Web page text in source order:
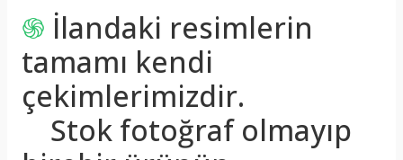
֍ İlandaki resimlerin
tamamı kendi
çekimlerimizdir.
Stok fotoğraf olmayıp